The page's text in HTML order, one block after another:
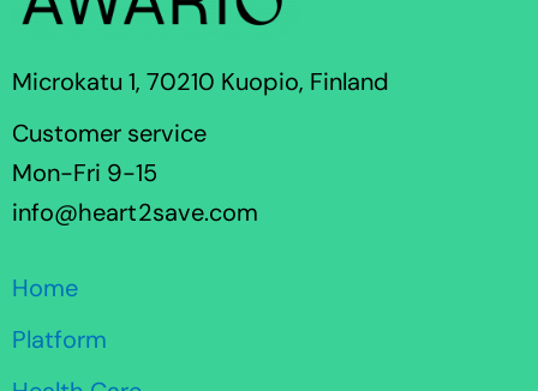
Microkatu 1, 70210 Kuopio, Finland
Customer service
Mon-Fri 9-15
info@heart2save.com
Home
Platform